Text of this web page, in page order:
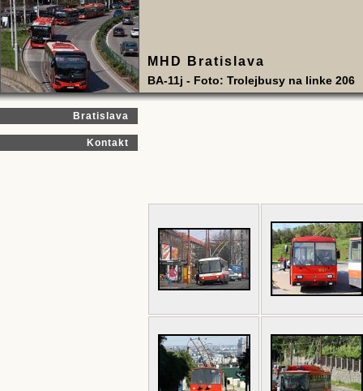
MHD Bratislava
BA-11j - Foto: Trolejbusy na linke 206
Bratislava
Kontakt